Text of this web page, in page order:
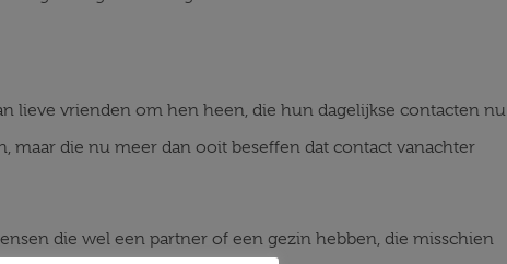
lieve vrienden om hen heen, die hun dagelijkse contacten nu
die nu meer dan ooit beseffen dat contact vanachter
die wel een partner of een gezin hebben, die misschien